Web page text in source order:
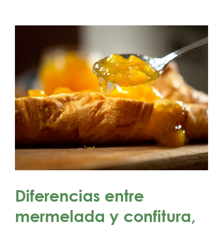
Diferencias entre
mermelada y confitura,